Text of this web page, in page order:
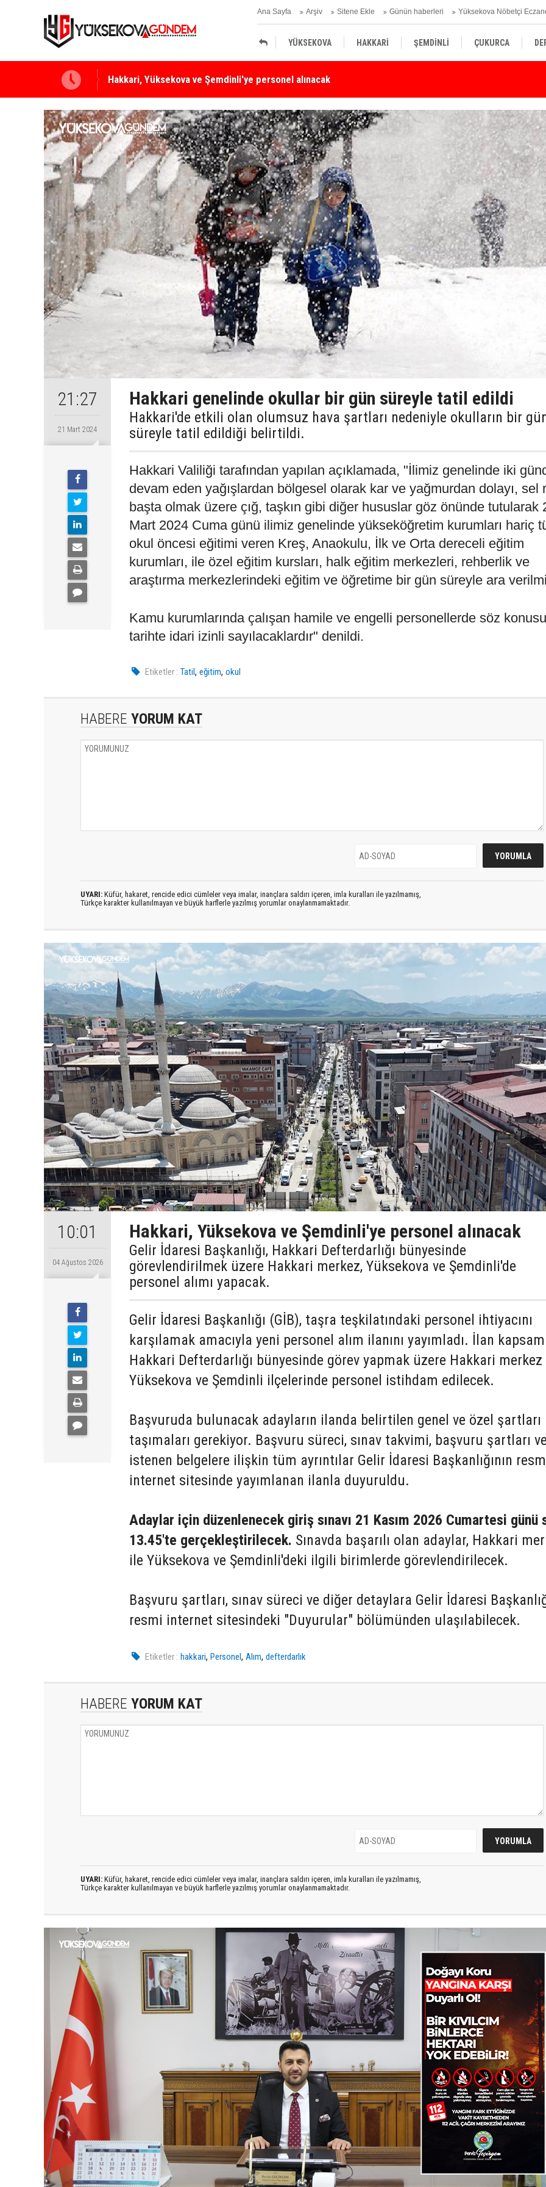
Ana Sayfa Arşiv Sitene Ekle Günün haberleri Yüksekova Nöbetçi
YÜKSEKOVA HAKKARİ ŞEMDİNLİ ÇUKURCA
Yüksekova Ziraat Odası'ndan Yangınlara Karşı Duyarlılık Çağrısı
21:27
21 Mart 2024
Hakkari genelinde okullar bir gün süreyle tatil edildi
Hakkari'de etkili olan olumsuz hava şartları nedeniyle okulların bir
süreyle tatil edildiği belirtildi.
Hakkari Valiliği tarafından yapılan açıklamada, "İlimiz genelinde iki
devam eden yağışlardan bölgesel olarak kar ve yağmurdan dolayı, sel
başta olmak üzere çığ, taşkın gibi diğer hususlar göz önünde tutularak
Mart 2024 Cuma günü ilimiz genelinde yükseköğretim kurumları hariç
okul öncesi eğitimi veren Kreş, Anaokulu, İlk ve Orta dereceli eğitim
kurumları, ile özel eğitim kursları, halk eğitim merkezleri, rehberlik ve
araştırma merkezlerindeki eğitim ve öğretime bir gün süreyle ara
Kamu kurumlarında çalışan hamile ve engelli personellerde söz konusu
tarihte idari izinli sayılacaklardır" denildi.
Etiketler : Tatil,eğitim,okul
HABERE YORUM KAT
UYARI: Küfür, hakaret, rencide edici cümleler veya imalar, inançlara saldırı içeren, imla kuralları ile yazılmamış,
Türkçe karakter kullanılmayan ve büyük harflerle yazılmış yorumlar onaylanmamaktadır.
10:01
04 Ağustos 2026
Hakkari, Yüksekova ve Şemdinli'ye personel alınacak
Gelir İdaresi Başkanlığı, Hakkari Defterdarlığı bünyesinde
görevlendirilmek üzere Hakkari merkez, Yüksekova ve Şemdinli'de
personel alımı yapacak.
Gelir İdaresi Başkanlığı (GİB), taşra teşkilatındaki personel ihtiyacını
karşılamak amacıyla yeni personel alım ilanını yayımladı. İlan
Hakkari Defterdarlığı bünyesinde görev yapmak üzere Hakkari merkez
Yüksekova ve Şemdinli ilçelerinde personel istihdam edilecek.
Başvuruda bulunacak adayların ilanda belirtilen genel ve özel şartları
taşımaları gerekiyor. Başvuru süreci, sınav takvimi, başvuru şartları ve
istenen belgelere ilişkin tüm ayrıntılar Gelir İdaresi Başkanlığının
internet sitesinde yayımlanan ilanla duyuruldu.
Adaylar için düzenlenecek giriş sınavı 21 Kasım 2026 Cumartesi günü
13.45'te gerçekleştirilecek. Sınavda başarılı olan adaylar, Hakkari
ile Yüksekova ve Şemdinli'deki ilgili birimlerde görevlendirilecek.
Başvuru şartları, sınav süreci ve diğer detaylara Gelir İdaresi
resmi internet sitesindeki "Duyurular" bölümünden ulaşılabilecek.
Etiketler : hakkari,Personel,Alım,defterdarlık
HABERE YORUM KAT
UYARI: Küfür, hakaret, rencide edici cümleler veya imalar, inançlara saldırı içeren, imla kuralları ile yazılmamış,
Türkçe karakter kullanılmayan ve büyük harflerle yazılmış yorumlar onaylanmamaktadır.